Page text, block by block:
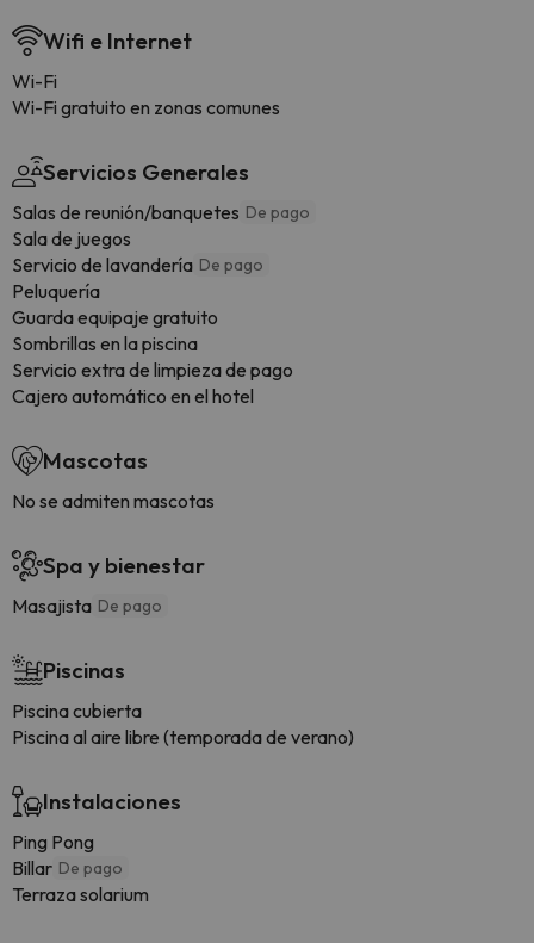
Wifi e Internet
Wi-Fi
Wi-Fi gratuito en zonas comunes
Servicios Generales
Salas de reunión/banquetes De pago
Sala de juegos
Servicio de lavandería De pago
Peluquería
Guarda equipaje gratuito
Sombrillas en la piscina
Servicio extra de limpieza de pago
Cajero automático en el hotel
Mascotas
No se admiten mascotas
Spa y bienestar
Masajista De pago
Piscinas
Piscina cubierta
Piscina al aire libre (temporada de verano)
Instalaciones
Ping Pong
Billar De pago
Terraza solarium